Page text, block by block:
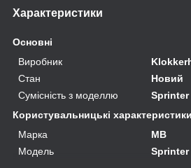
Характеристики
Основні
Виробник
Стан
Новий
Сумісність з моделлю
Sprinter
Користувальницькі характеристики
Марка
MB
Мoдель
Sprinter